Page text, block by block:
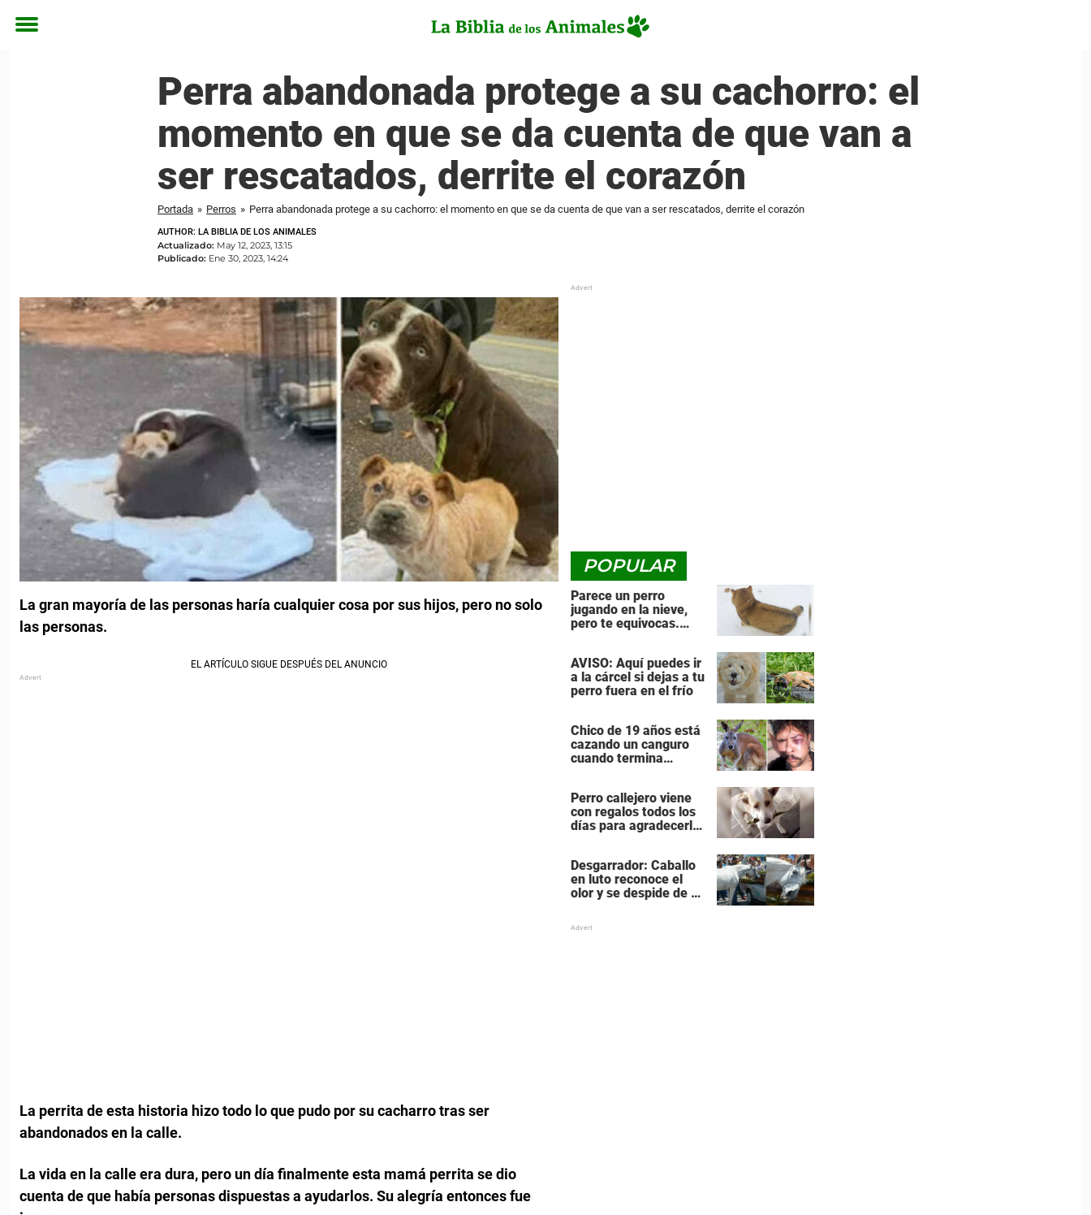
Toggle
Perra abandonada protege a su cachorro: el
momento en que se da cuenta de que van a
ser rescatados, derrite el corazón
Portada » Perros » Perra abandonada protege a su cachorro: el momento en que se da cuenta de que van a ser rescatados, derrite el corazón
AUTHOR: LA BIBLIA DE LOS ANIMALES
Actualizado: May 12, 2023, 13:15
Publicado: Ene 30, 2023, 14:24
La gran mayoría de las personas haría cualquier cosa por sus hijos, pero no solo
las personas.
La perrita de esta historia hizo todo lo que pudo por su cacharro tras ser
abandonados en la calle.
La vida en la calle era dura, pero un día finalmente esta mamá perrita se dio
cuenta de que había personas dispuestas a ayudarlos. Su alegría entonces fue
POPULAR
Parece un perro
jugando en la nieve,
pero te equivocas.
vuelta!
AVISO: Aquí puedes ir
a la cárcel si dejas a tu
perro fuera en el frío
Chico de 19 años está
cazando un canguro
cuando termina
Perro callejero viene
con regalos todos los
días para agradecerle
Desgarrador: Caballo
en luto reconoce el
olor y se despide de su